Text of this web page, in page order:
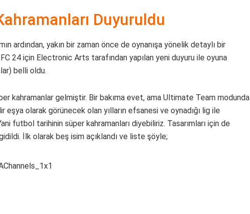
Duyuruldu
ardından, yakın bir zaman önce de oynanışa yönelik detaylı bir
24 için Electronic Arts tarafından yapılan yeni duyuru ile oyuna
belli oldu.
kahramanlar gelmiştir. Bir bakıma evet, ama Ultimate Team modunda
eşya olarak görünecek olan yılların efsanesi ve oynadığı lig ile
futbol tarihinin süper kahramanları diyebiliriz. Tasarımları için de
İlk olarak beş isim açıklandı ve liste şöyle;